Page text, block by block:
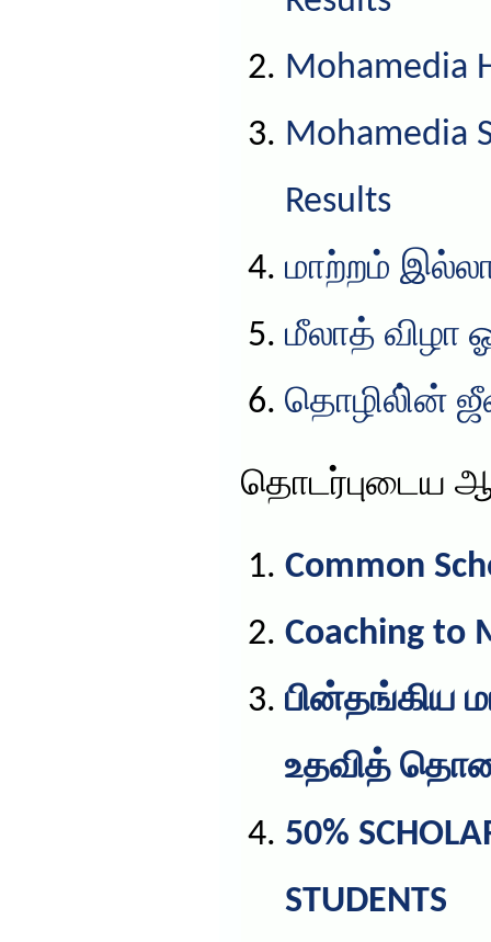
Mohamedia
Mohamedia
Results
மாற்றம் இல்லா
மீலாத் விழா
தொழிலி்ன்
தொடர்புடைய
Common
Coaching to
பின்தங்கிய
உதவித்
50%
STUDENTS